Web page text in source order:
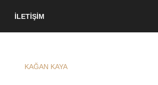
İLETİŞİM
KAĞAN KAYA